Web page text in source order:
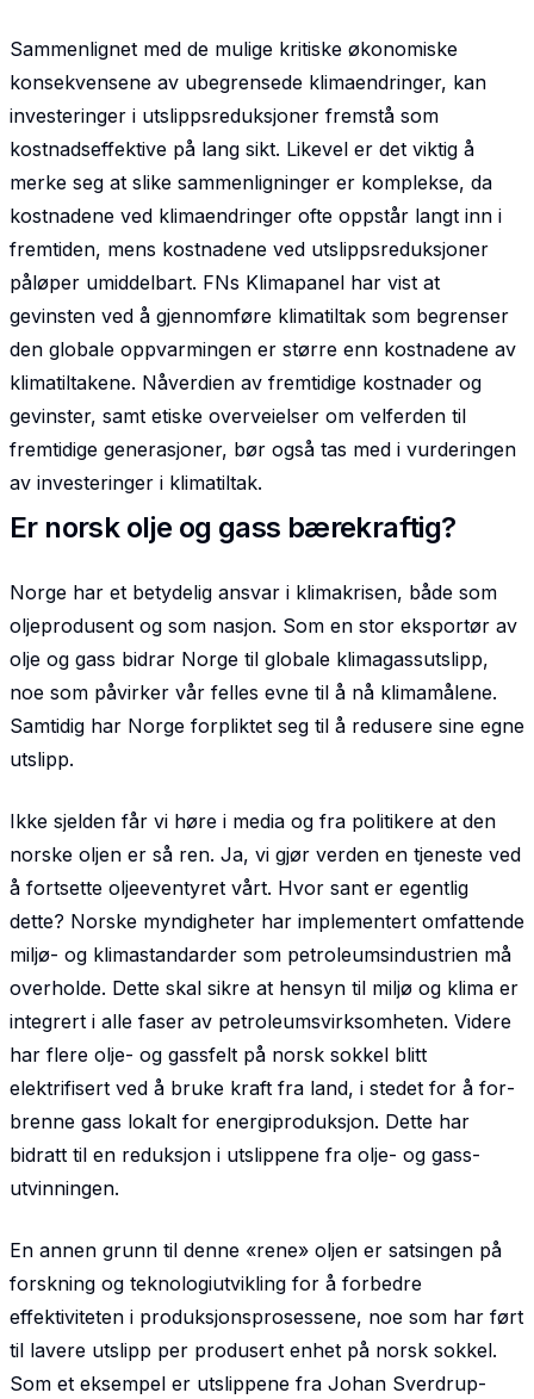
Sammenlignet med de mulige kritiske økonomiske
konsekvensene av ubegrensede klimaendringer, kan
investeringer i utslippsreduksjoner fremstå som
kostnadseffektive på lang sikt. Likevel er det viktig å
merke seg at slike sammenligninger er komplekse, da
kostnadene ved klimaendringer ofte oppstår langt inn i
fremtiden, mens kostnadene ved utslippsreduksjoner
påløper umiddelbart. FNs Klimapanel har vist at
gevinsten ved å gjennomføre klimatiltak som begrenser
den globale oppvarmingen er større enn kostnadene av
klimatiltakene. Nåverdien av fremtidige kostnader og
gevinster, samt etiske overveielser om velferden til
fremtidige generasjoner, bør også tas med i vurderingen
av investeringer i klimatiltak.
Er norsk olje og gass bærekraftig?
Norge har et betydelig ansvar i klimakrisen, både som
oljeprodusent og som nasjon. Som en stor eksportør av
olje og gass bidrar Norge til globale klimagassutslipp,
noe som påvirker vår felles evne til å nå klimamålene.
Samtidig har Norge forpliktet seg til å redusere sine egne
utslipp.
Ikke sjelden får vi høre i media og fra politikere at den
norske oljen er så ren. Ja, vi gjør verden en tjeneste ved
å fortsette oljeeventyret vårt. Hvor sant er egentlig
dette? Norske myndigheter har implementert omfattende
miljø- og klimastandarder som petroleumsindustrien må
overholde. Dette skal sikre at hensyn til miljø og klima er
integrert i alle faser av petroleumsvirksomheten. Videre
har flere olje- og gassfelt på norsk sokkel blitt
elektrifisert ved å bruke kraft fra land, i stedet for å for­
brenne gass lokalt for energiproduksjon. Dette har
bidratt til en reduksjon i utslippene fra olje- og gass­
utvinningen.
En annen grunn til denne «rene» oljen er satsingen på
forskning og teknologiutvikling for å forbedre
effektiviteten i produksjonsprosessene, noe som har ført
til lavere utslipp per produsert enhet på norsk sokkel.
Som et eksempel er utslippene fra Johan Sverdrup-